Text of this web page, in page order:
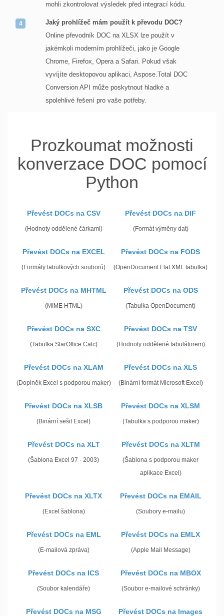
mohli zkontrolovat výsledek před integrací kódu.
Jaký prohlížeč mám použít k převodu DOC?
Online převodník DOC na XLSX lze použít v
jakémkoli moderním prohlížeči, jako je Google
Chrome, Firefox, Opera a Safari. Pokud však
vyvíjíte desktopovou aplikaci, Aspose.Total DOC
Conversion API může poskytnout hladké a
spolehlivé řešení pro vaše potřeby.
Prozkoumat možnosti
konverzace DOC pomocí
Python
Převést DOCs na CSV
(Hodnoty oddělené čárkami)
Převést DOCs na DIF
(Formát výměny dat)
Převést DOCs na EXCEL
(Formáty tabulkových souborů)
Převést DOCs na FODS
(OpenDocument Flat XML tabulka)
Převést DOCs na MHTML
(MIME HTML)
Převést DOCs na ODS
(Tabulka OpenDocument)
Převést DOCs na SXC
(Tabulka StarOffice Calc)
Převést DOCs na TSV
(Hodnoty oddělené tabulátorem)
Převést DOCs na XLAM
(Doplněk Excel s podporou maker)
Převést DOCs na XLS
(Binární formát Microsoft Excel)
Převést DOCs na XLSB
(Binární sešit Excel)
Převést DOCs na XLSM
(Tabulka s podporou maker)
Převést DOCs na XLT
(Šablona Excel 97 - 2003)
Převést DOCs na XLTM
(Šablona s podporou maker
aplikace Excel)
Převést DOCs na XLTX
(Excel šablona)
Převést DOCs na EMAIL
(Soubory e-mailu)
Převést DOCs na EML
(E-mailová zpráva)
Převést DOCs na EMLX
(Apple Mail Message)
Převést DOCs na ICS
(Soubor kalendáře)
Převést DOCs na MBOX
(Soubor e-mailové schránky)
Převést DOCs na MSG Převést DOCs na Images